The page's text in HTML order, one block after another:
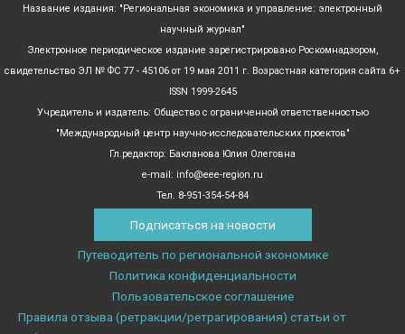
Название издания: "Региональная экономика и управление: электронный
научный журнал"
Электронное периодическое издание зарегистрировано Роскомнадзором,
свидетельство ЭЛ № ФС 77 - 45106 от 19 мая 2011 г. Возрастная категория сайта 6+
ISSN 1999-2645
Учредитель и издатель: Общество с ограниченной ответственностью
"Международный центр научно-исследовательских проектов"
Гл.редактор: Бакланова Юлия Олеговна
e-mail: info@eee-region.ru
Тел. 8-951-354-54-84
Подписаться на новости
Путеводитель по региональной экономике
Политика конфиденциальности
Пользовательское соглашение
Правила отзыва (ретракции/ретрагирования) статьи от